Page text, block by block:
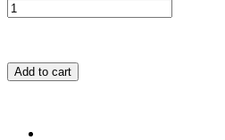
Add to cart